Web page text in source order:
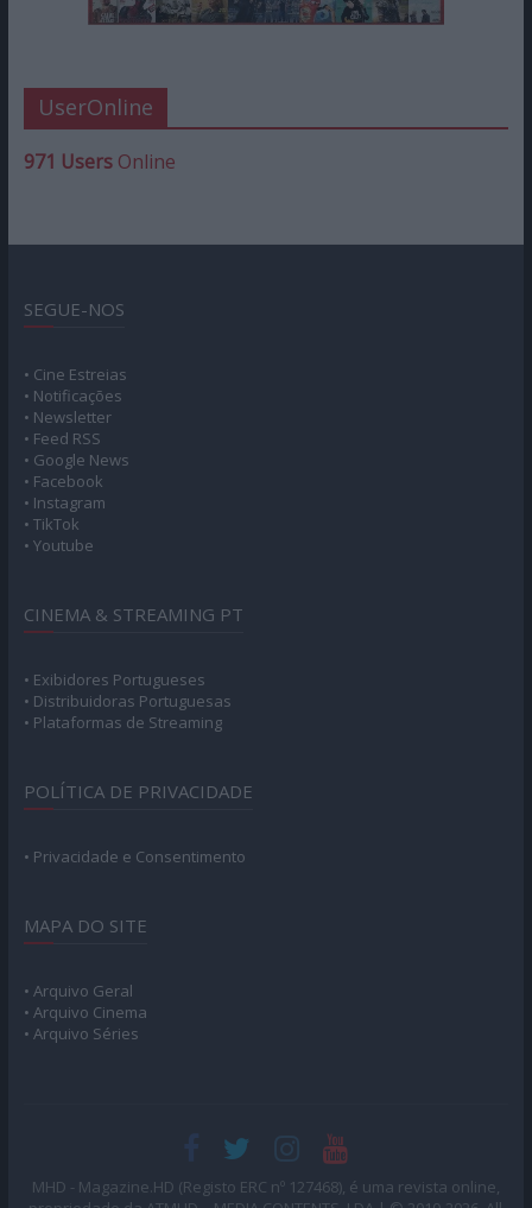
UserOnline
971 UsersOnline
SEGUE-NOS
• Cine Estreias
• Notificações
• Newsletter
• Feed RSS
• Google News
• Facebook
• Instagram
• TikTok
• Youtube
CINEMA & STREAMING PT
• Exibidores Portugueses
• Distribuidoras Portuguesas
• Plataformas de Streaming
POLÍTICA DE PRIVACIDADE
• Privacidade e Consentimento
MAPA DO SITE
• Arquivo Geral
• Arquivo Cinema
• Arquivo Séries
MHD - Magazine.HD (Registo ERC nº 127468), é uma revista online,